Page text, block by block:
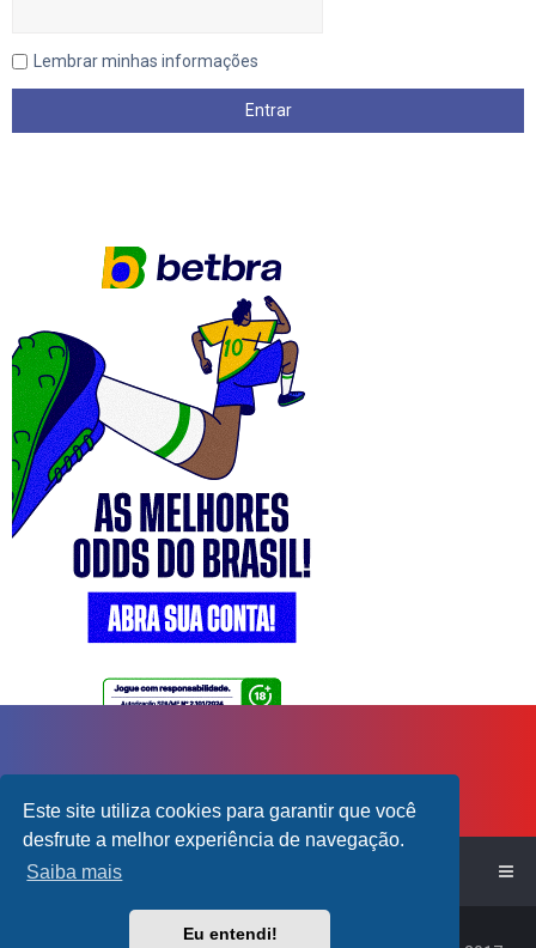
Este site utiliza cookies para garantir que você
desfrute a melhor experiência de navegação.
Saiba mais
Eu entendi!
Lembrar minhas informações
Início do Fórum!